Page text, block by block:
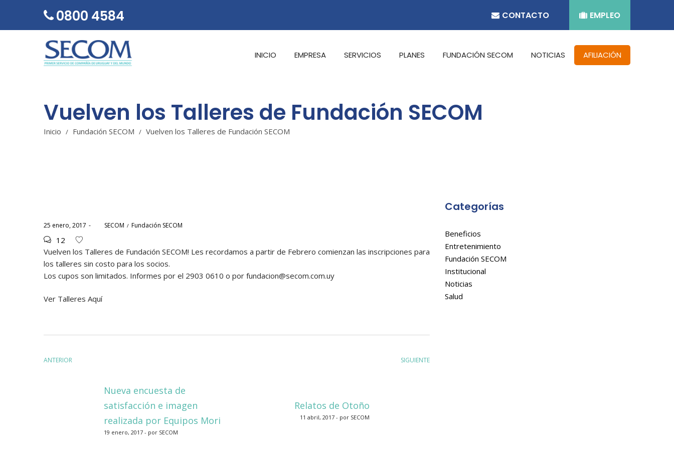
0800 4584 EMPLEO
CONTACTO
SECOM
INICIO EMPRESA SERVICIOS PLANES FUNDACIÓN SECOM NOTICIAS AFILIACIÓN
Vuelven los Talleres de Fundación SECOM
Inicio / Fundación SECOM / Vuelven los Talleres de Fundación SECOM
Posted
on
25 enero, 2017 SECOM
Posted
Fundación SECOM
12
Vuelven los Talleres de Fundación SECOM! Les recordamos a partir de Febrero comienzan las inscripciones para
los talleres sin costo para los socios.
Los cupos son limitados. Informes por el 2903 0610 o por fundacion@secom.com.uy
Ver Talleres Aquí
Navegación
entradas
ANTERIOR
Nueva encuesta de
satisfacción e imagen
realizada por Equipos Mori
19 enero, 2017 - por SECOM
SIGUIENTE
Relatos de Otoño
11 abril, 2017 - por SECOM
Categorías
Beneficios
Entretenimiento
Fundación SECOM
Institucional
Noticias
Salud